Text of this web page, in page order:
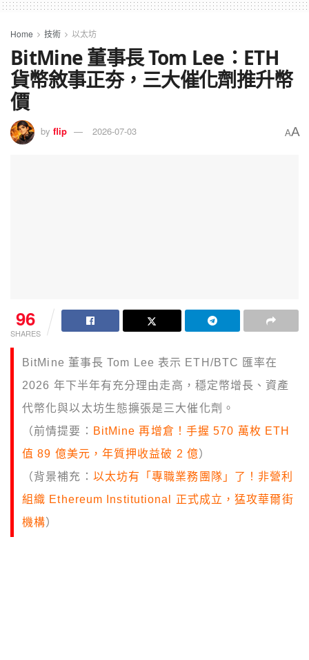
Home 技術 以太坊
BitMine 董事長 Tom Lee：ETH
貨幣敘事正夯，三大催化劑推升幣
價
by flip 2026-07-03 AA
96
SHARES
BitMine 董事長 Tom Lee 表示 ETH/BTC 匯率在
2026 年下半年有充分理由走高，穩定幣增長、資產
代幣化與以太坊生態擴張是三大催化劑。
（前情提要： BitMine 再增倉！手握 570 萬枚 ETH
值 89 億美元，年質押收益破 2 億）
（背景補充： 以太坊有「專職業務團隊」了！非營利
組織 Ethereum Institutional 正式成立，猛攻華爾街
機構）